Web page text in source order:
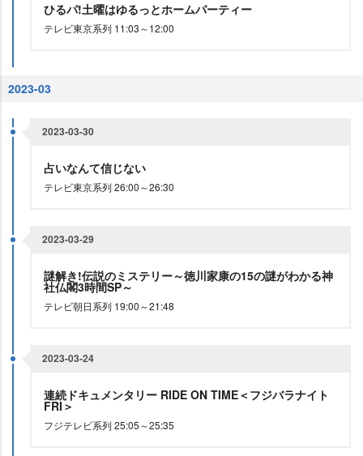
ひるパ!土曜はゆるっとホームパーティー
テレビ東京系列 11:03～12:00
2023-03
2023-03-30
占いなんて信じない
テレビ東京系列 26:00～26:30
2023-03-29
謎解き!伝説のミステリー～徳川家康の15の謎がわかる神
社仏閣3時間SP～
テレビ朝日系列 19:00～21:48
2023-03-24
連続ドキュメンタリー RIDE ON TIME＜フジバラナイト
FRI＞
フジテレビ系列 25:05～25:35